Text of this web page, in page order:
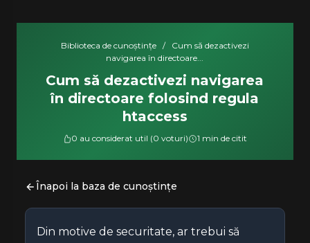
Biblioteca de cunoștințe /
Cum să dezactivezi
navigarea în directoare...
Cum să dezactivezi navigarea
în directoare folosind regula
htaccess
0 au considerat util (0 voturi) 1 min de citit
Înapoi la baza de cunoștințe
Din motive de securitate, ar trebui să